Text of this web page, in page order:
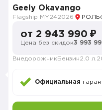
Geely Okavango
Flagship MY242026
от 2 943 990 ₽
Цена без скидок3 993
Внедорожник Бензин2.0 л.
Официальная